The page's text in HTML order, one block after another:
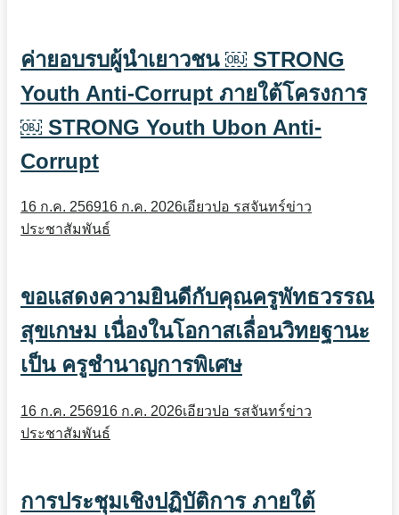
ค่ายอบรบผู้นำเยาวชน ￼ STRONG
Youth Anti-Corrupt ภายใต้โครงการ
￼ STRONG Youth Ubon Anti-
Corrupt
16 ก.ค. 256916 ก.ค. 2026เอียวปอ รสจันทร์ข่าว
ประชาสัมพันธ์
ขอแสดงความยินดีกับคุณครูพัทธวรรณ
สุขเกษม เนื่องในโอกาสเลื่อนวิทยฐานะ
เป็น ครูชำนาญการพิเศษ
16 ก.ค. 256916 ก.ค. 2026เอียวปอ รสจันทร์ข่าว
ประชาสัมพันธ์
การประชุมเชิงปฏิบัติการ ภายใต้